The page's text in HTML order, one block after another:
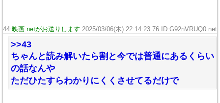
44:映画.netがお送りします 2025/03/06(木) 22:14:23.76 ID:G92nVRUQ0.net
>>43
ちゃんと読み解いたら割と今では普通にあるくらい
の話なんや
ただひたすらわかりにくくさせてるだけで